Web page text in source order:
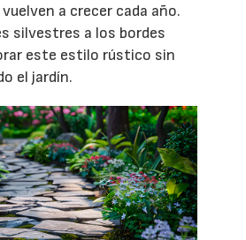
a crecer cada año.
silvestres a los bordes
este estilo rústico sin
el jardín.